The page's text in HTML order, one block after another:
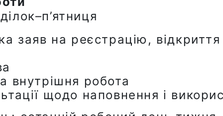
заяв на реєстрацію,
внутрішня робота
щодо наповнення і